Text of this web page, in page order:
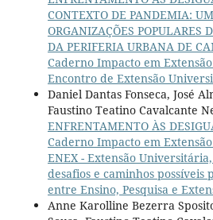
CONTEXTO DE PANDEMIA:
ORGANIZAÇÕES POPULARES
DA PERIFERIA URBANA DE
Caderno Impacto em
Encontro de Extensão
Daniel Dantas Fonseca, José
Faustino Teatino Cavalcante
ENFRENTAMENTO ÀS
Caderno Impacto em
ENEX - Extensão
desafios e caminhos possíveis
entre Ensino, Pesquisa e
Anne Karolline Bezerra